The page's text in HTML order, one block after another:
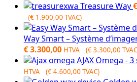
Treasure Way€
(€ 1.900,00 TVAC)
Way Smart – Système
Original
price
was:
€3.300,00Current
price
is:
HTVA (€3.300,00
AJAX Omega -
HTVA (€4.600,00 TVAC)